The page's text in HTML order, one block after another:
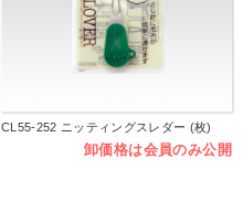
CL55-252 ニッティングスレダー (枚)
卸価格は会員のみ公開